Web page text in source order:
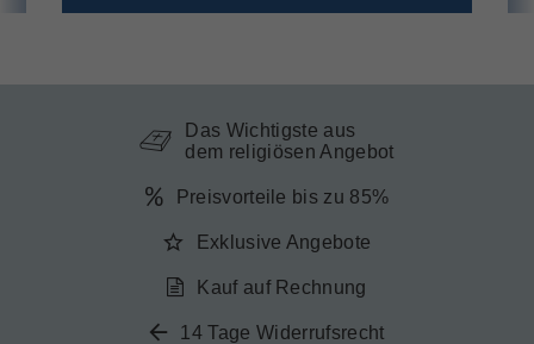
Das Wichtigste aus
dem religiösen Angebot
Preisvorteile bis zu 85%
Exklusive Angebote
Kauf auf Rechnung
14 Tage Widerrufsrecht